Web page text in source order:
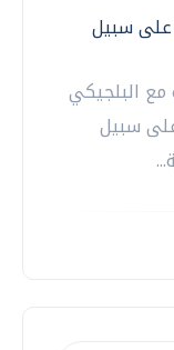
على سبيل
مع البلجيكي
على سبيل